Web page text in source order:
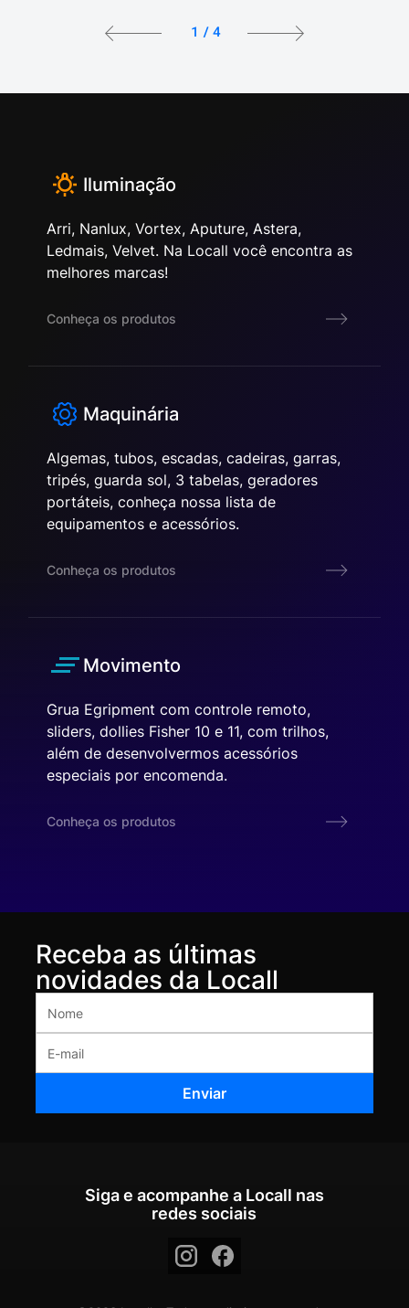
1 / 4
Iluminação
Arri, Nanlux, Vortex, Aputure, Astera,
Ledmais, Velvet. Na Locall você encontra as
melhores marcas!
Conheça os produtos
Maquinária
Algemas, tubos, escadas, cadeiras, garras,
tripés, guarda sol, 3 tabelas, geradores
portáteis, conheça nossa lista de
equipamentos e acessórios.
Conheça os produtos
Movimento
Grua Egripment com controle remoto,
sliders, dollies Fisher 10 e 11, com trilhos,
além de desenvolvermos acessórios
especiais por encomenda.
Conheça os produtos
Receba as últimas
novidades da Locall
Siga e acompanhe a Locall nas
redes sociais